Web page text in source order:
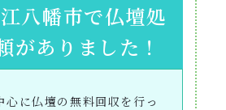
八幡市で仏壇処
がありました！
心に仏壇の無料回収を行っ